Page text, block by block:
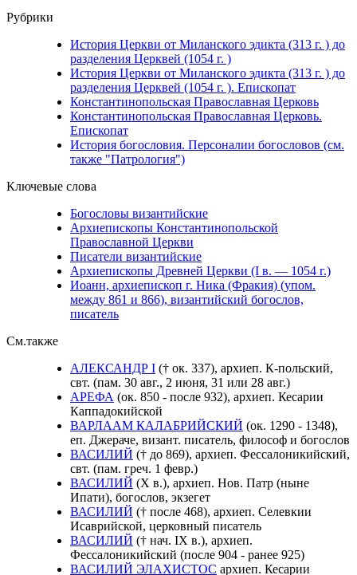
Рубрики
История Церкви от Миланского эдикта (313 г. ) до
разделения Церквей (1054 г. )
История Церкви от Миланского эдикта (313 г. ) до
разделения Церквей (1054 г. ). Епископат
Константинопольская Православная Церковь
Константинопольская Православная Церковь.
Епископат
История богословия. Персоналии богословов (см.
также "Патрология")
Ключевые слова
Богословы византийские
Архиепископы Константинопольской
Православной Церкви
Писатели византийские
Архиепископы Древней Церкви (I в. — 1054 г.)
Иоанн, архиепископ г. Ника (Фракия) (упом.
между 861 и 866), византийский богослов,
писатель
См.также
АЛЕКСАНДР I († ок. 337), архиеп. К-польский,
свт. (пам. 30 авг., 2 июня, 31 или 28 авг.)
АРЕФА (ок. 850 - после 932), архиеп. Кесарии
Каппадокийской
ВАРЛААМ КАЛАБРИЙСКИЙ (ок. 1290 - 1348),
еп. Джераче, визант. писатель, философ и богослов
ВАСИЛИЙ († до 869), архиеп. Фессалоникийский,
свт. (пам. греч. 1 февр.)
ВАСИЛИЙ (X в.), архиеп. Нов. Патр (ныне
Ипати), богослов, экзегет
ВАСИЛИЙ († после 468), архиеп. Селевкии
Исаврийской, церковный писатель
ВАСИЛИЙ († нач. IX в.), архиеп.
Фессалоникийский (после 904 - ранее 925)
ВАСИЛИЙ ЭЛАХИСТОС архиеп. Кесарии